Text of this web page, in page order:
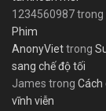
1234560987trong
Phim
AnonyViettrong
sang chế độ tối
James trong Cách
vĩnh viễn